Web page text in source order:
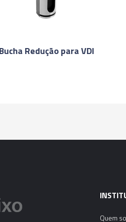
VDI40 Porta Pinça
Quem